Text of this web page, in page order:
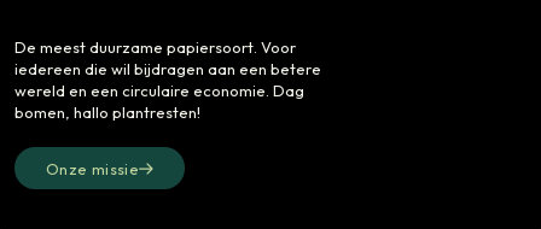
De meest duurzame papiersoort. Voor
iedereen die wil bijdragen aan een betere
wereld en een circulaire economie. Dag
bomen, hallo plantresten!
Onze missie